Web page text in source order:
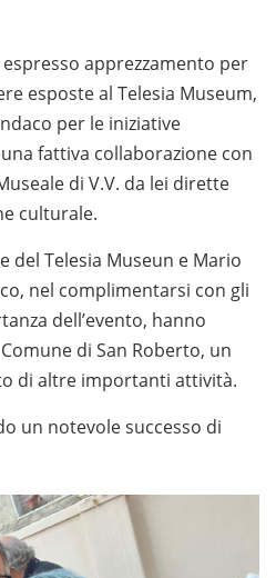
apprezzamento per
esposte al Telesia Museum,
per le iniziative
fattiva collaborazione con
di V.V. da lei dirette
culturale.
del Telesia Museun e Mario
nel complimentarsi con gli
dell’evento, hanno
di San Roberto, un
di altre importanti attività.
un notevole successo di